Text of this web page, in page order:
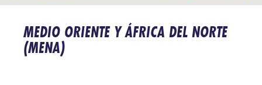
MEDIO ORIENTE Y ÁFRICA DEL NORTE
(MENA)